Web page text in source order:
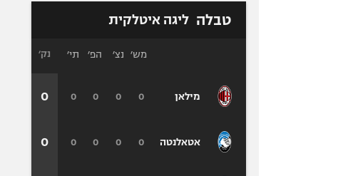
טבלה ליגה איטלקית
מילאן
אטאלנטה
מש׳ נצ׳ הפ׳ תי׳
0
0
0
0
0
0
0
0
נק׳
0
0